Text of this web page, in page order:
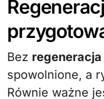
Bez regeneracja
spowolnione, a
Równie ważne